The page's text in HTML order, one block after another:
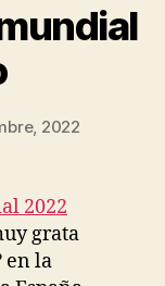
2022
grata
en la